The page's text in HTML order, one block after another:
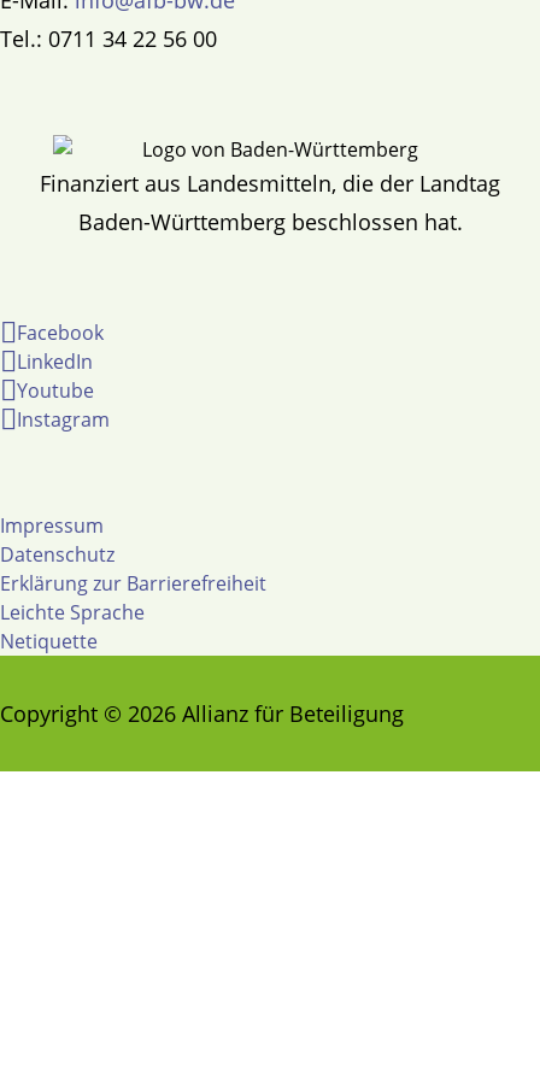
Tel.: 0711 34 22 56 00
Finanziert aus Landesmitteln, die der Landtag
Baden-Württemberg beschlossen hat.
Facebook
LinkedIn
Youtube
Instagram
Impressum
Datenschutz
Erklärung zur Barrierefreiheit
Leichte Sprache
Netiquette
Copyright © 2026 Allianz für Beteiligung